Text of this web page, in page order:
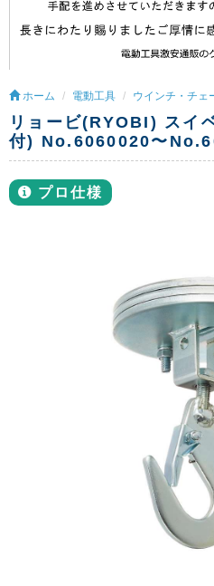
ホーム 電動工具 ウインチ・チェ
リョービ(RYOBI) スイ
付) No.6060020〜
プロ仕様